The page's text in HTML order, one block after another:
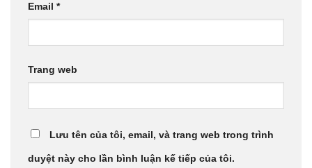
Email *
Trang web
Lưu tên của tôi, email, và trang web trong trình
duyệt này cho lần bình luận kế tiếp của tôi.